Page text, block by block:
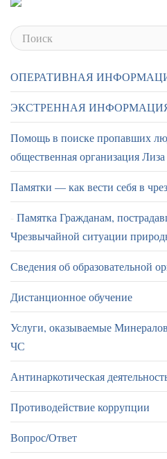
ОПЕРАТИВНАЯ
ЭКСТРЕННАЯ
Помощь в поиске пропавших
общественная организация
Памятки — как вести себя в
Памятка Гражданам,
Чрезвычайной ситуации
Сведения об образовательной
Дистанционное обучение
Услуги, оказываемые
ЧС
Антинаркотическая
Противодействие коррупции
Вопрос/Ответ